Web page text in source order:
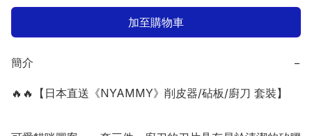
加至購物車
簡介 −
🔥🔥【日本直送《NYAMMY》削皮器/砧板/廚刀 套裝】